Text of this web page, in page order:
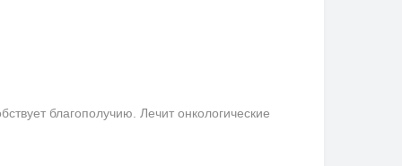
благополучию. Лечит онкологические